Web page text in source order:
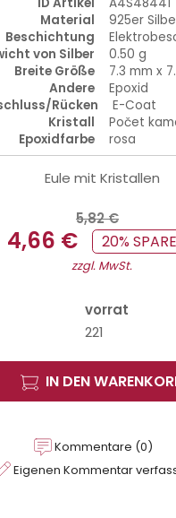
Material
925er
Beschichtung
von Silber
0.50 g
Breite Größe
7.3 mm x
Andere
Epoxid
Rücken
E-Coat
Kristall
Počet
Epoxidfarbe
rosa
Eule mit Kristallen
5,82 €
4,66 € 20%
zzgl. MwSt.
vorrat
221
IN DEN
Kommentare (0)
Eigenen Kommentar